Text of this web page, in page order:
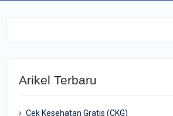
Arikel Terbaru
Cek Kesehatan Gratis (CKG)